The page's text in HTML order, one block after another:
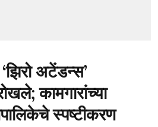
अटेंडन्स’
कामगारांच्या
स्पष्टीकरण